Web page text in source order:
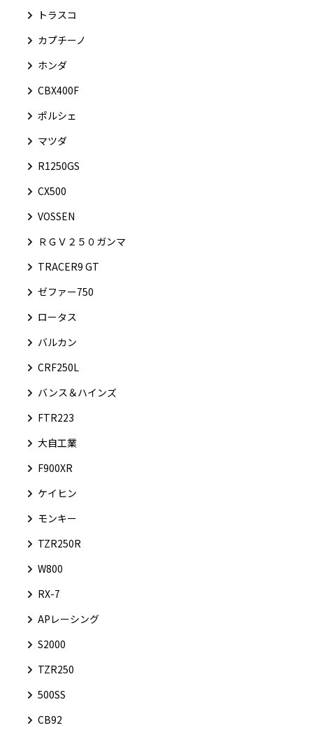
トラスコ
カプチーノ
ホンダ
CBX400F
ポルシェ
マツダ
R1250GS
CX500
VOSSEN
ＲＧＶ２５０ガンマ
TRACER9 GT
ゼファー750
ロータス
バルカン
CRF250L
バンス＆ハインズ
FTR223
大自工業
F900XR
ケイヒン
モンキー
TZR250R
W800
RX-7
APレーシング
S2000
TZR250
500SS
CB92